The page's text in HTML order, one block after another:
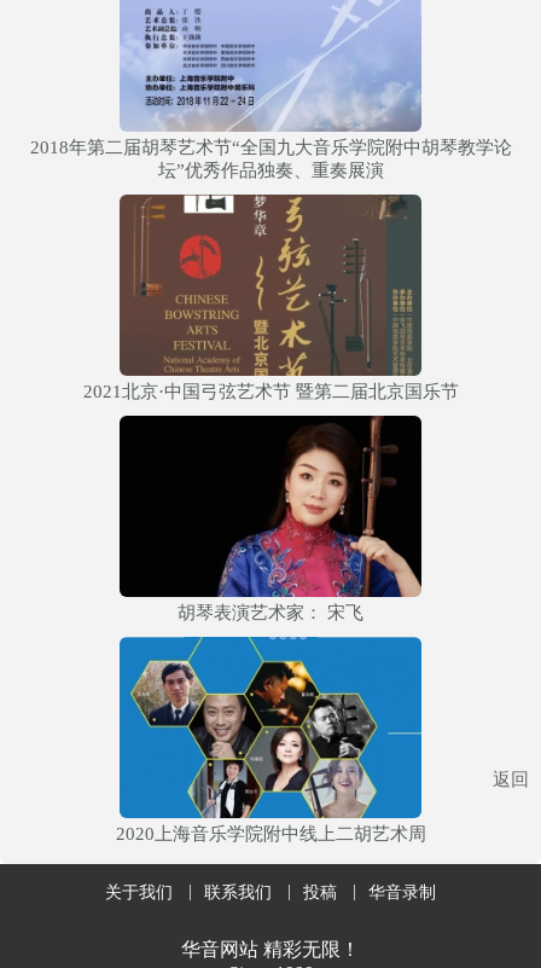
2018年第二届胡琴艺术节“全国九大音乐学院附中胡琴教学论
坛”优秀作品独奏、重奏展演
2021北京·中国弓弦艺术节 暨第二届北京国乐节
胡琴表演艺术家： 宋飞
2020上海音乐学院附中线上二胡艺术周
关于我们 联系我们 投稿 华音录制
华音网站 精彩无限！
返回